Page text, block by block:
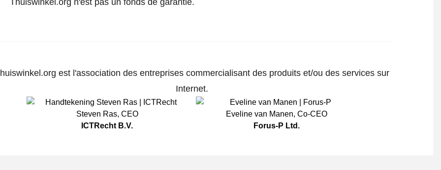
est l'association des entreprises commercialisant des produits et/ou des services sur
Internet.
Steven Ras, CEO
ICTRecht B.V.
Eveline van Manen, Co-CEO
Forus-P Ltd.